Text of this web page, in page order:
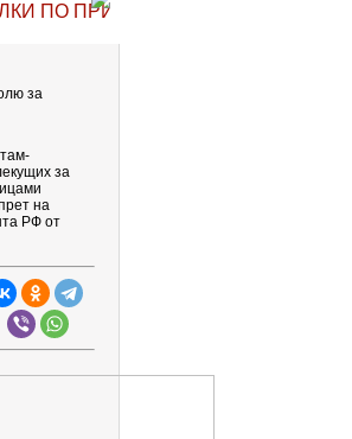
ПО ПРИОБРЕТЕНИЮ
за
за
на
РФ от